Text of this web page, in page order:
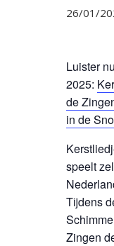
26/01/
Luister
2025:
de
in de
speelt
Tijdens
Zingen